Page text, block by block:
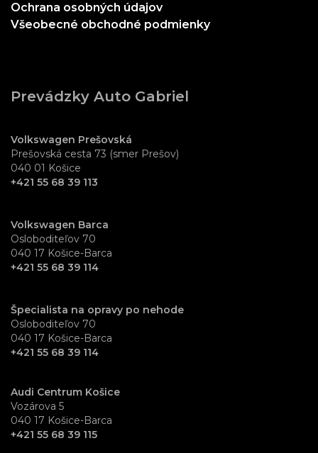
Ochrana osobných údajov
Všeobecné obchodné podmienky
Prevádzky Auto Gabriel
Volkswagen Prešovská
Prešovská cesta 73 (smer Prešov)
040 01 Košice
+421 55 68 39 113
Volkswagen Barca
Osloboditeľov 70
040 17 Košice-Barca
+421 55 68 39 114
Špecialista na opravy po nehode
Osloboditeľov 70
040 17 Košice-Barca
+421 55 68 39 114
Audi Centrum Košice
Vozárova 5
040 17 Košice-Barca
+421 55 68 39 115